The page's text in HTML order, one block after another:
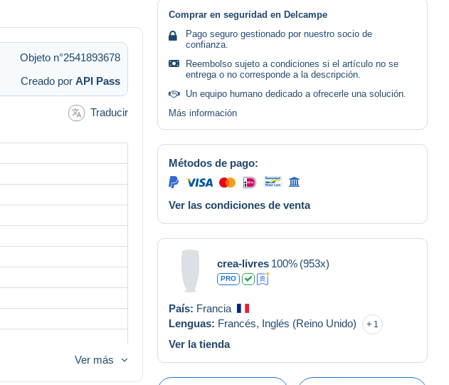
Objeto n°2541893678
Creado por API Pass
Traducir
Ver más
Comprar en seguridad en Delcampe
Pago seguro gestionado por nuestro socio de
confianza.
Reembolso sujeto a condiciones si el artículo no se
entrega o no corresponde a la descripción.
Un equipo humano dedicado a ofrecerle una solución.
Más información
Métodos de pago:
Ver las condiciones de venta
crea-livres 100% (953x)
PRO
País: Francia
Lenguas: Francés, Inglés (Reino Unido) 1
Ver la tienda